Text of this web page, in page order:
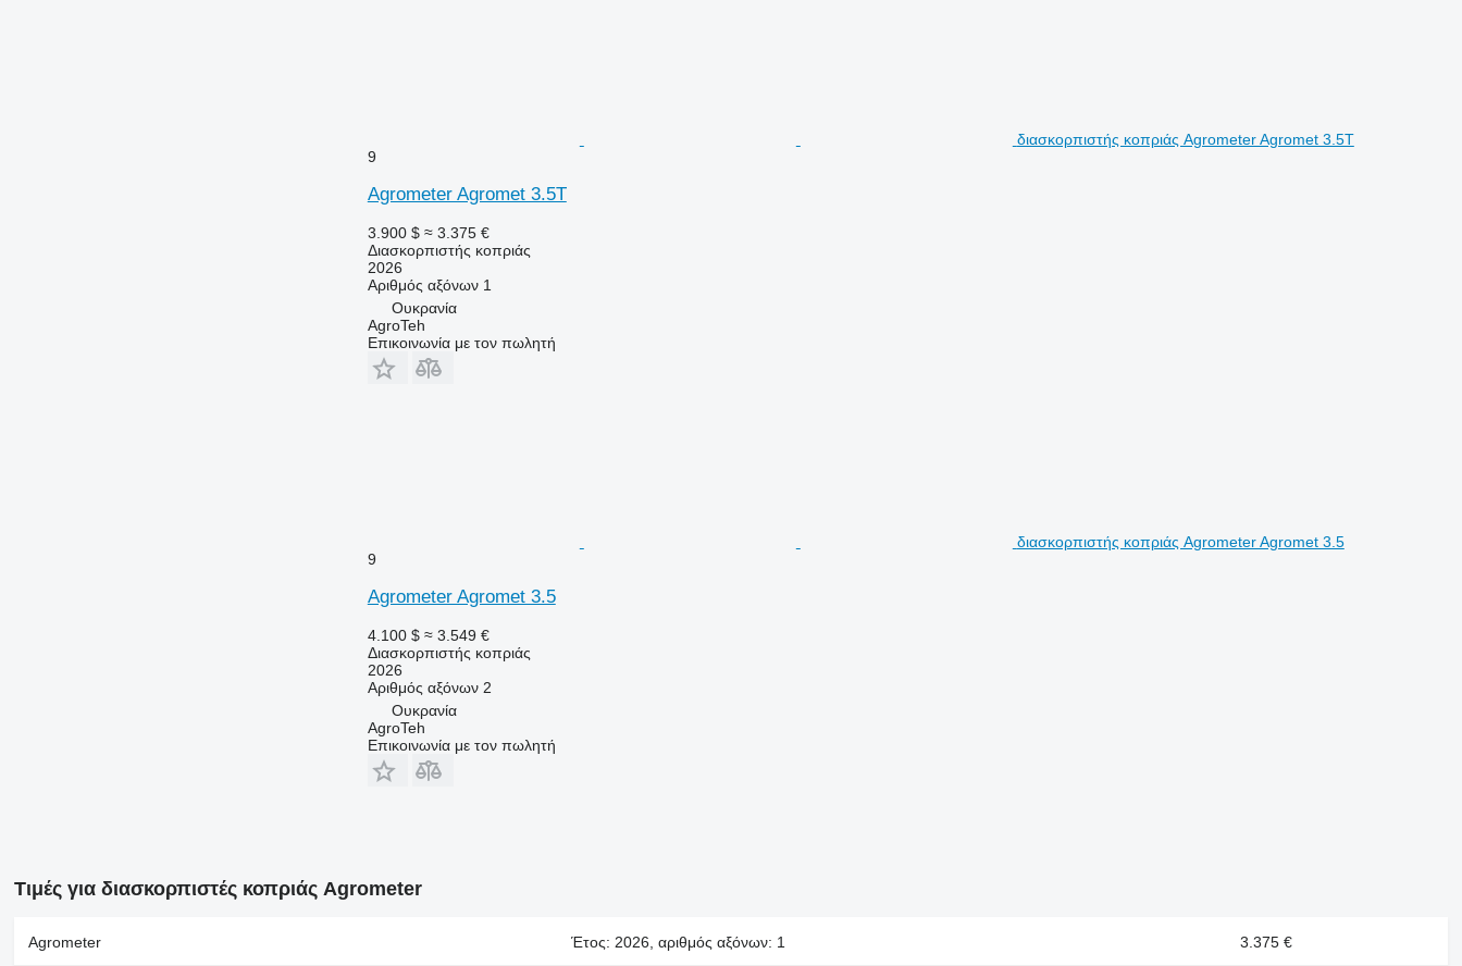
διασκορπιστής κοπριάς Agrometer Agromet 3.5T
9
Agrometer Agromet 3.5T
3.900 $ ≈ 3.375 €
Διασκορπιστής κοπριάς
2026
Αριθμός αξόνων 1
Ουκρανία
AgroTeh
Επικοινωνία με τον πωλητή
διασκορπιστής κοπριάς Agrometer Agromet 3.5
9
Agrometer Agromet 3.5
4.100 $ ≈ 3.549 €
Διασκορπιστής κοπριάς
2026
Αριθμός αξόνων 2
Ουκρανία
AgroTeh
Επικοινωνία με τον πωλητή
Τιμές για διασκορπιστές κοπριάς Agrometer
Agrometer Έτος: 2026, αριθμός αξόνων: 1 3.375 €